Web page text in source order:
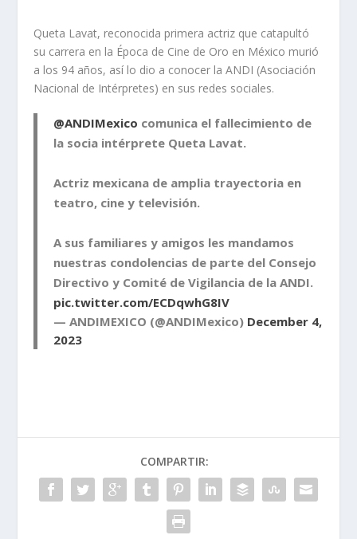
Queta Lavat, reconocida primera actriz que catapultó
su carrera en la Época de Cine de Oro en México murió
a los 94 años, así lo dio a conocer la ANDI (Asociación
Nacional de Intérpretes) en sus redes sociales.
@ANDIMexico comunica el fallecimiento de
la socia intérprete Queta Lavat.
Actriz mexicana de amplia trayectoria en
teatro, cine y televisión.
A sus familiares y amigos les mandamos
nuestras condolencias de parte del Consejo
Directivo y Comité de Vigilancia de la ANDI.
pic.twitter.com/ECDqwhG8IV
— ANDIMEXICO (@ANDIMexico) December 4,
2023
COMPARTIR: